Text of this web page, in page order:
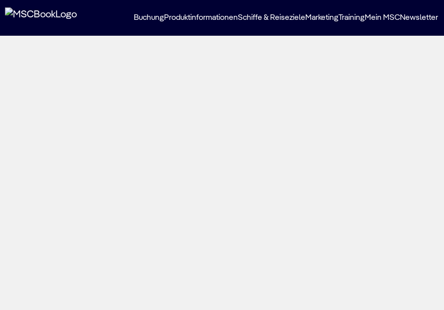
BuchungProduktinformationenSchiffe & ReisezieleMarketingTrainingMein MSCNewsletter